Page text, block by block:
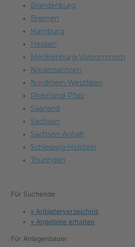
Brandenburg
Bremen
Hamburg
Hessen
Mecklenburg-Vorpommern
Niedersachsen
Nordrhein-Westfalen
Rheinland-Pfalz
Saarland
Sachsen
Sachsen-Anhalt
Schleswig-Holstein
Thüringen
Für Suchende
Menu
» Anbieterverzeichnis
» Angebote erhalten
Für Anlagenbauer